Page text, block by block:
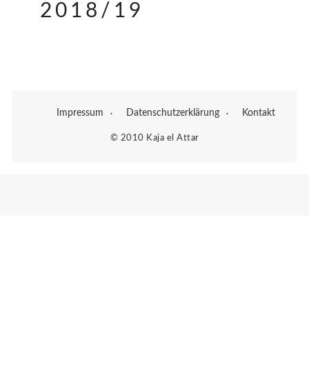
2018/19
Impressum Datenschutzerklärung Kontakt
© 2010 Kaja el Attar